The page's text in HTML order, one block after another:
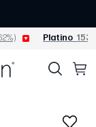
Platino